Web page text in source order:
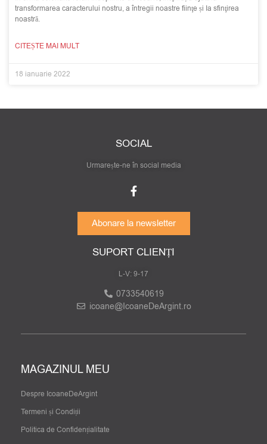
transformarea caracterului nostru, a întregii noastre fiinţe și Ia sfinţirea
noastră.
CITEȘTE MAI MULT
18 ianuarie 2022
SOCIAL
Urmarește-ne în social media
Abonare la newsletter
SUPORT CLIENȚI
L-V: 9-17
0733540619
icoane@IcoaneDeArgint.ro
MAGAZINUL MEU
Despre IcoaneDeArgint
Termeni și Condiții
Politica de Confidențialitate